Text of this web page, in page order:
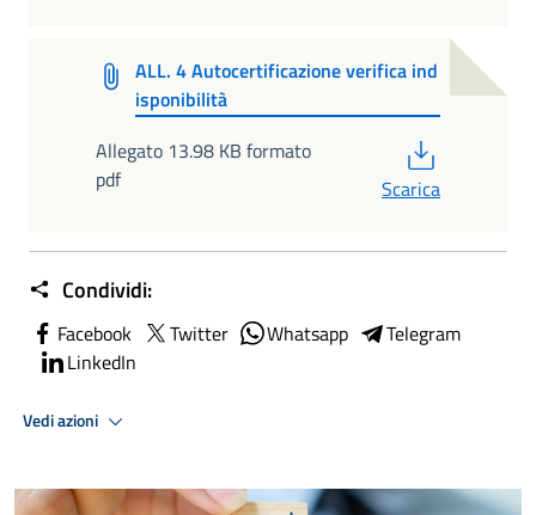
ALL. 4 Autocertificazione verifica ind
isponibilità
Allegato 13.98 KB formato
pdf
Scarica
Condividi:
Facebook Twitter Whatsapp
Telegram
LinkedIn
Vedi azioni